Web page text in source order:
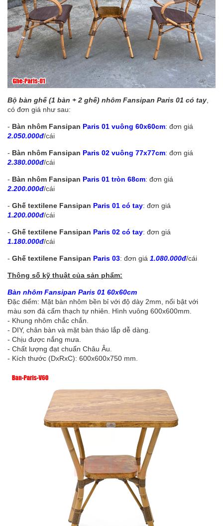
Bộ bàn ghế (1 bàn + 2 ghế) nhôm Fansipan Paris 01 có tay
có đơn giá như sau:
- Bàn nhôm Fansipan Paris 01 vuông 60x60cm: đơn giá
2.050.000đ/cái
- Bàn nhôm Fansipan Paris 02 vuông 77x77cm: đơn giá
2.380.000đ/cái
- Bàn nhôm Fansipan Paris 01 tròn 68cm: đơn giá
2.200.000đ/cái
- Ghế textilene Fansipan Paris 01 có tay: đơn giá
1.200.000đ/cái
- Ghế textilene Fansipan Paris 02 có tay: đơn giá
1.180.000đ/cái
- Ghế textilene Fansipan Paris 03: đơn giá 1.080.000đ/cái
Thông số kỹ thuật của sản phẩm:
Bàn nhôm Fansipan Paris 01 60x60cm
Đặc điểm: Mặt bàn nhôm bền bỉ với độ dày 2mm, nổi bật với
màu sơn đá cẩm thạch tự nhiên. Hình vuông 600x600mm.
- Khung nhôm chắc chắn.
- DIY, chân bàn và mặt bàn tháo lắp dễ dàng.
- Chịu được nắng mưa.
- Chất lượng đạt chuẩn Châu Âu.
- Kích thước (DxRxC): 600x600x750 mm.